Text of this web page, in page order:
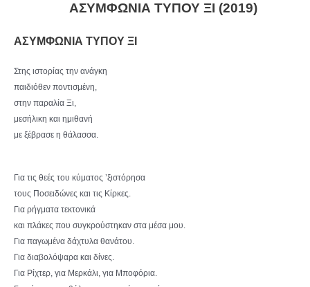
ΑΣΥΜΦΩΝΙΑ ΤΥΠΟΥ ΞΙ (2019)
ΑΣΥΜΦΩΝΙΑ ΤΥΠΟΥ ΞΙ
Στης ιστορίας την ανάγκη
παιδιόθεν ποντισμένη,
στην παραλία Ξι,
μεσήλικη και ημιθανή
με ξέβρασε η θάλασσα.
Για τις θεές του κύματος ’ξιστόρησα
τους Ποσειδώνες και τις Κίρκες.
Για ρήγματα τεκτονικά
και πλάκες που συγκρούστηκαν στα μέσα μου.
Για παγωμένα δάχτυλα θανάτου.
Για διαβολόψαρα και δίνες.
Για Ρίχτερ, για Μερκάλι, για Μποφόρια.